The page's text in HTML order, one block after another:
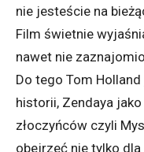
nie jesteście na
Film świetnie
nawet nie
Do tego Tom
historii, Zendaya
złoczyńców czyli
obejrzeć nie tylko